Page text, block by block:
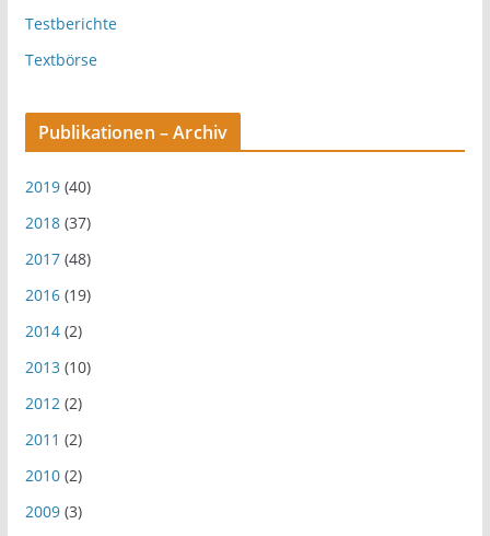
Testberichte
Textbörse
Publikationen – Archiv
2019(40)
2018(37)
2017(48)
2016(19)
2014(2)
2013(10)
2012(2)
2011 (2)
2010(2)
2009(3)